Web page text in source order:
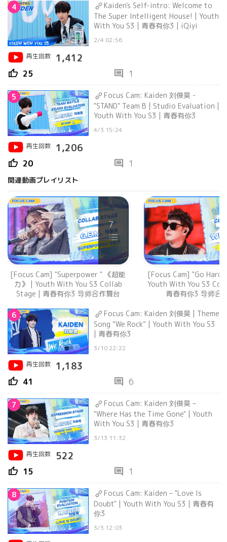
4
Kaiden's Self-intro: Welcome to
The Super Intelligent House! | Youth
With You S3 | 青春有你3 | iQiyi
2/4 02:56
再生回数
1,412
thumb_up 25 comment 1
5
Focus Cam: Kaiden 刘俊昊 -
"STAND" Team B | Studio Evaluation |
Youth With You S3 | 青春有你3
4/3 15:24
再生回数
1,206
thumb_up 20 comment 1
関連動画プレイリスト
7
[Focus Cam] "Superpower " 《超能
力》 | Youth With You S3 Collab
Stage | 青春有你3 导师合作舞台
[Focus Cam] "Go Hard
Youth With You S3
青春有你3 导师合
6
Focus Cam: Kaiden 刘俊昊 | Theme
Song “We Rock” | Youth With You S3
| 青春有你3
3/10 22:22
再生回数
1,183
thumb_up 41 comment 6
7
Focus Cam: Kaiden 刘俊昊 –
"Where Has the Time Gone" | Youth
With You S3 | 青春有你3
3/13 11:32
再生回数
522
thumb_up 15 comment 1
8
Focus Cam: Kaiden – "Love Is
Doubt" | Youth With You S3 | 青春有
你3
3/3 12:03